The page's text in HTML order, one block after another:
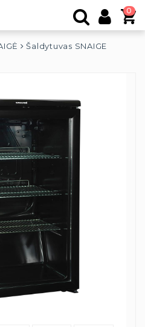
0
Šaldytuvas SNAIGE